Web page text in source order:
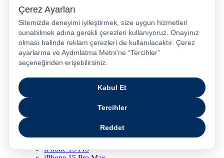
Karne Hediyeleri
Kurban Bayramı Kampanyası
Resmi Tatil Günleri
Pasaj Ödeme Teklifleri
Anneler Günü Hediyeleri
Babalar Günü
Taksitli Harikalar Diyarı
Popüler Ürünler
iPhone 17
iPhone 16 Pro Max
iPhone 17 Pro Max
iPhone 15 Plus
iPhone 15 Pro